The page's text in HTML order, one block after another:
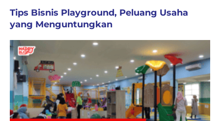
Tips Bisnis Playground, Peluang Usaha
yang Menguntungkan